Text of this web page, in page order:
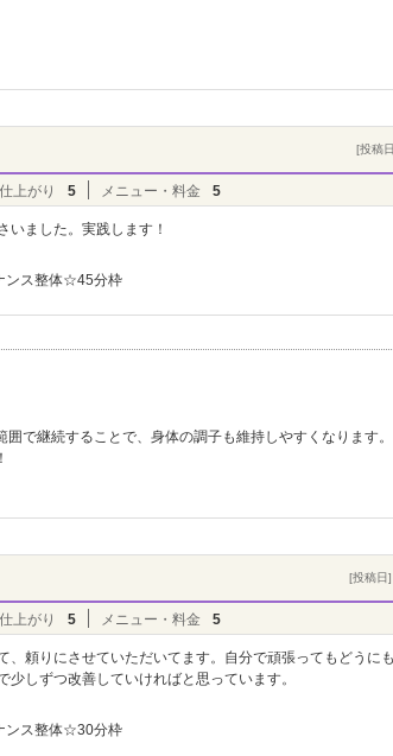
[投稿
上がり 5 メニュー・料金 5
いました。実践します！
ンス整体☆45分枠
で継続することで、身体の調子も維持しやすくなります。
[投稿日
上がり 5 メニュー・料金 5
頼りにさせていただいてます。自分で頑張ってもどうに
しずつ改善していければと思っています。
ンス整体☆30分枠